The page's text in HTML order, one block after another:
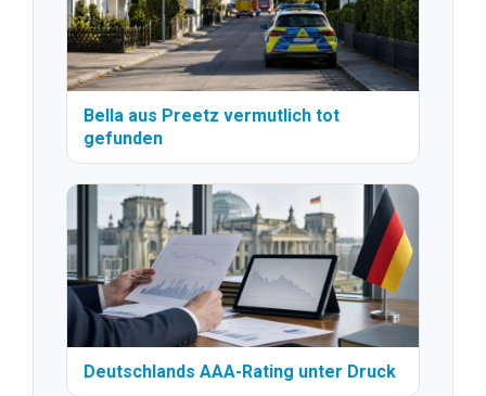
Bella aus Preetz vermutlich tot
gefunden
Deutschlands AAA-Rating unter Druck